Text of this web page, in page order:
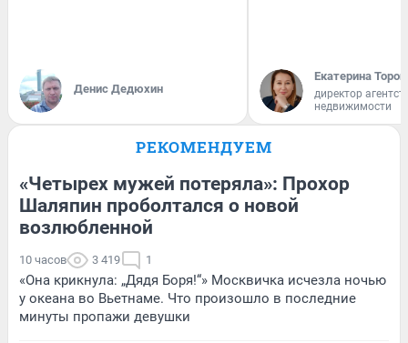
Денис Дедюхин
Екатерина
директор
недвижимости
РЕКОМЕНДУЕМ
«Четырех мужей потеряла»: Прохор
Шаляпин проболтался о новой
возлюбленной
10 часов 3 419 1
«Она крикнула: „Дядя Боря!“» Москвичка исчезла ночью
у океана во Вьетнаме. Что произошло в последние
минуты пропажи девушки